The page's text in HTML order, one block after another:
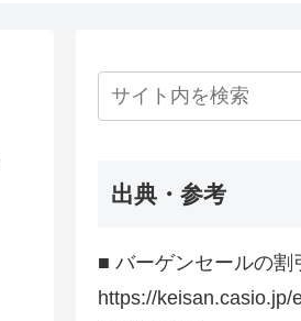
出典・参考
■ バーゲンセールの割
https://keisan.casio.jp/